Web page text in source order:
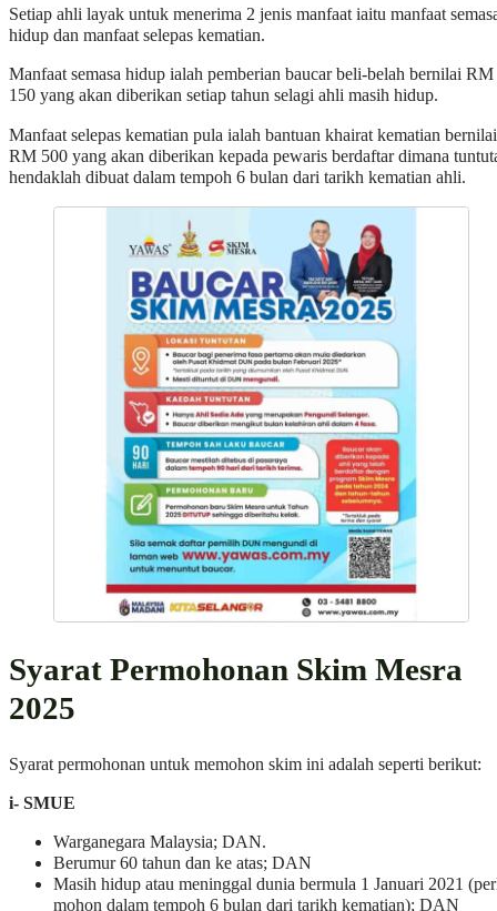
Setiap ahli layak untuk menerima 2 jenis manfaat iaitu manfaat
hidup dan manfaat selepas kematian.
Manfaat semasa hidup ialah pemberian baucar beli-belah bernilai RM
150 yang akan diberikan setiap tahun selagi ahli masih hidup.
Manfaat selepas kematian pula ialah bantuan khairat kematian bernilai
RM 500 yang akan diberikan kepada pewaris berdaftar dimana
hendaklah dibuat dalam tempoh 6 bulan dari tarikh kematian ahli.
Syarat Permohonan Skim Mesra
2025
Syarat permohonan untuk memohon skim ini adalah seperti berikut:
i- SMUE
Warganegara Malaysia; DAN.
Berumur 60 tahun dan ke atas; DAN
Masih hidup atau meninggal dunia bermula 1 Januari 2021
mohon dalam tempoh 6 bulan dari tarikh kematian); DAN